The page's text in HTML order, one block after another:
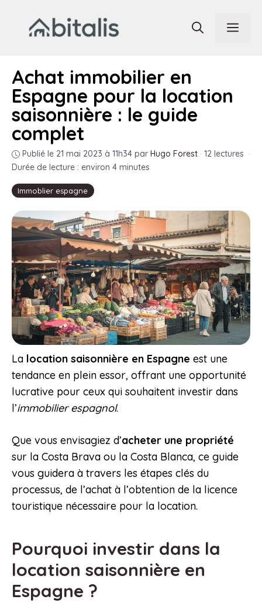
contenu
Immoblier espagne
Achat immobilier en
Espagne pour la location
saisonnière : le guide
complet
Publié le 21 mai 2023 à 11h34 par Hugo Forest · 12 lectures ·
Durée de lecture : environ 4 minutes
La location saisonnière en Espagne est une
tendance en plein essor, offrant une opportunité
lucrative pour ceux qui souhaitent investir dans
l’immobilier espagnol.
Que vous envisagiez d’acheter une propriété
sur la Costa Brava ou la Costa Blanca, ce guide
vous guidera à travers les étapes clés du
processus, de l’achat à l’obtention de la licence
touristique nécessaire pour la location.
Pourquoi investir dans la
location saisonnière en
Espagne ?